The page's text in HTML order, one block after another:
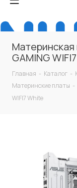
Материнская
GAMING
Главная - Каталог -
Материнские платы -
WIFI7 White